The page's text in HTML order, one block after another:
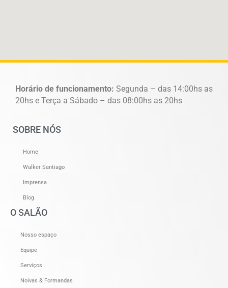
Horário de funcionamento: Segunda – das 14:00hs as
20hs e Terça a Sábado – das 08:00hs as 20hs
SOBRE NÓS
Home
Walker Santiago
Imprensa
Blog
O SALÃO
Nosso espaço
Equipe
Serviços
Noivas & Formandas